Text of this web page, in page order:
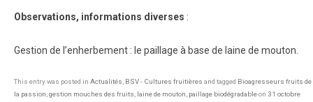
Observations, informations diverses :
Gestion de l’enherbement : le paillage à base de laine de mouton.
This entry was posted in Actualités BSV - Cultures fruitières and tagged Bioagresseurs fruits de
la passion gestion mouches des fruits laine de mouton paillage biodégradableon 31 octobre